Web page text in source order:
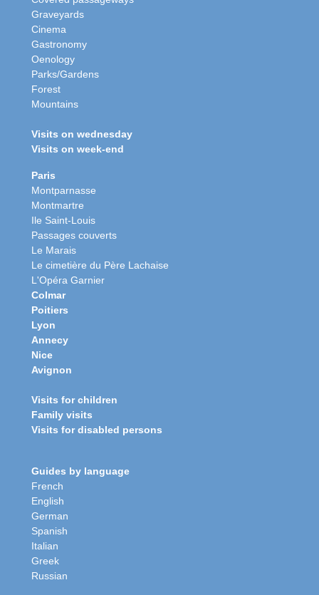
Graveyards
Cinema
Gastronomy
Oenology
Parks/Gardens
Forest
Mountains
Visits on wednesday
Visits on week-end
Paris
Montparnasse
Montmartre
Ile Saint-Louis
Passages couverts
Le Marais
Le cimetière du Père Lachaise
L'Opéra Garnier
Colmar
Poitiers
Lyon
Annecy
Nice
Avignon
Visits for children
Family visits
Visits for disabled persons
Guides by language
French
English
German
Spanish
Italian
Greek
Russian